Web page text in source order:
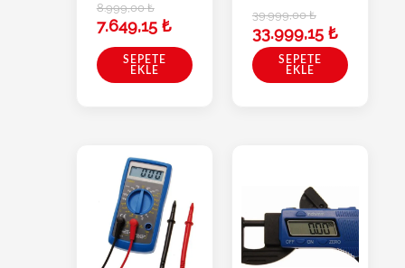
8.999,00₺
7.649,15 ₺
SEPETE
EKLE
39.999,00₺
33.999,15 ₺
SEPETE
EKLE